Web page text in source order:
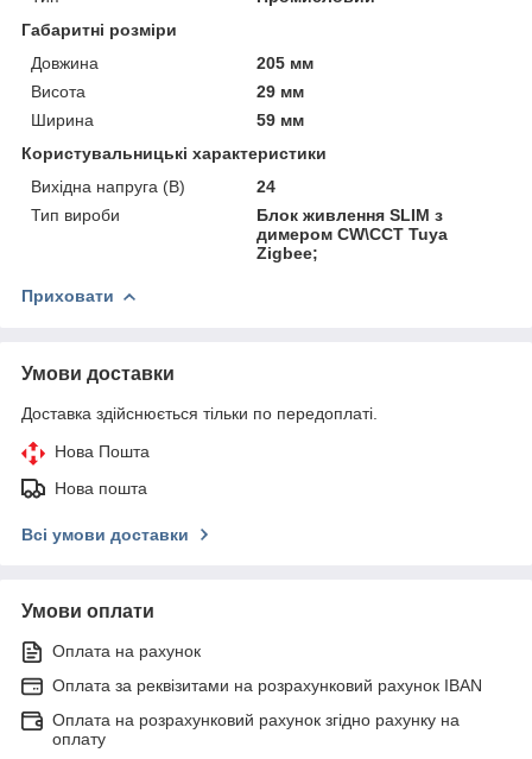
Габаритні розміри
Довжина
205 мм
Висота
29 мм
Ширина
59 мм
Користувальницькі характеристики
Вихідна напруга (В)
24
Тип вироби
Блок живлення SLIM з
димером СW\ССТ Tuya
Zigbee;
Приховати
Умови доставки
Доставка здійснюється тільки по передоплаті.
Нова Пошта
Нова пошта
Всі умови доставки
Умови оплати
Оплата на рахунок
Оплата за реквізитами на розрахунковий рахунок IBAN
Оплата на розрахунковий рахунок згідно рахунку на
оплату